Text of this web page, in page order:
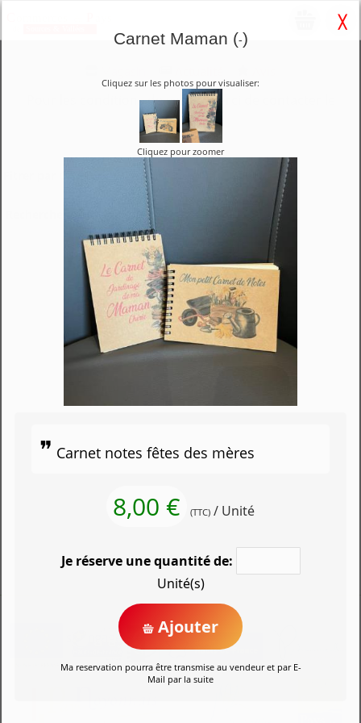
Pour les conditions de vente, merci de contacter le
magasin.
Carnet Maman (-)
Cliquez sur les photos pour visualiser:
Cliquez pour zoomer
Carnet notes fêtes des mères
8,00 € (TTC) / Unité
Je réserve une quantité de:
Unité(s)
Ajouter
Ma reservation pourra être transmise au vendeur et par E-
Mail par la suite
Voir les produits suivants